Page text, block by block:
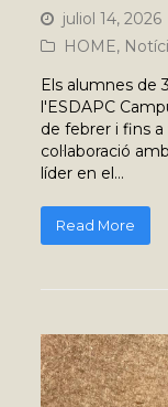
juliol 14, 2026
HOME,
Els alumnes de
l'ESDAPC
de febrer i fins
col·laboració
líder en el…
Read More